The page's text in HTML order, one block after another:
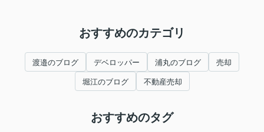
おすすめのカテゴリ
渡邉のブログ デベロッパー 浦丸のブログ 売却
堀江のブログ 不動産売却
おすすめのタグ